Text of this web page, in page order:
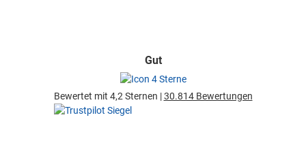
Gut
Bewertet mit 4,2 Sternen |30.814 Bewertungen